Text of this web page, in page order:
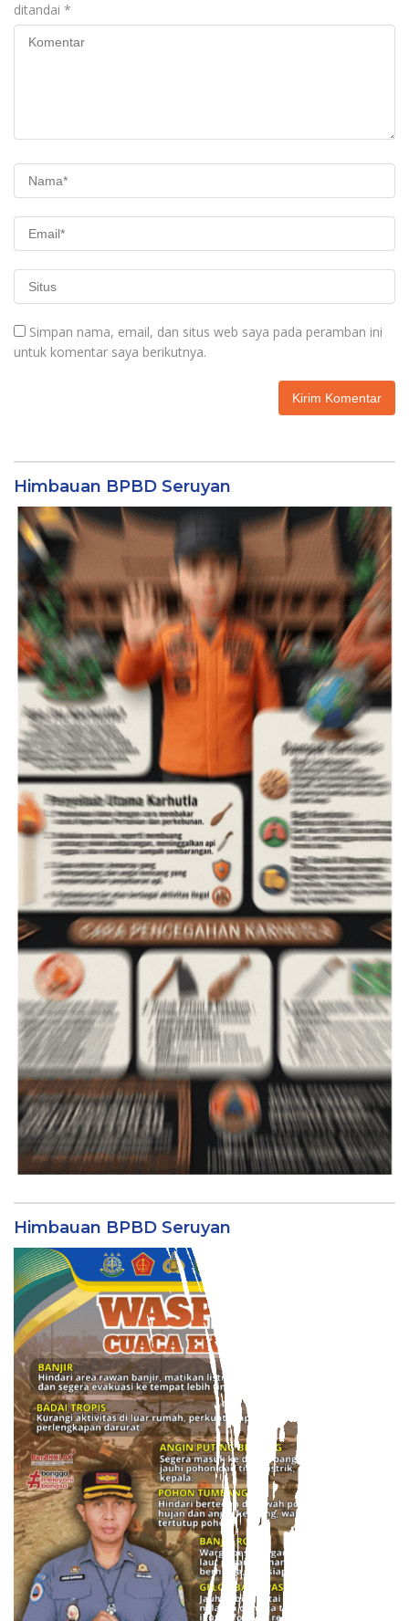
ditandai *
Simpan nama, email, dan situs web saya pada peramban ini
untuk komentar saya berikutnya.
Himbauan BPBD Seruyan
Himbauan BPBD Seruyan